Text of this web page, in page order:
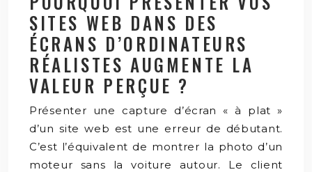
SITES WEB DANS DES
ÉCRANS D’ORDINATEURS
RÉALISTES AUGMENTE LA
VALEUR PERÇUE ?
Présenter une capture d’écran « à plat »
d’un site web est une erreur de débutant.
C’est l’équivalent de montrer la photo d’un
moteur sans la voiture autour. Le client